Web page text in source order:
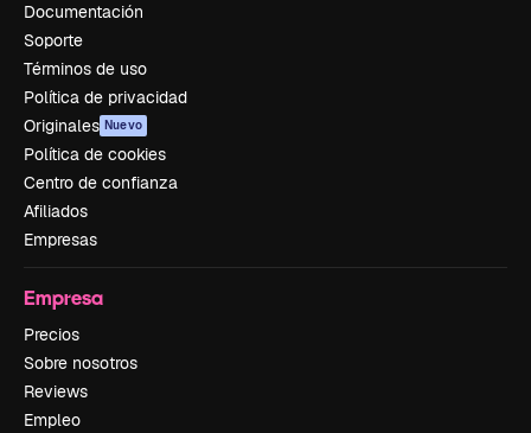
Documentación
Soporte
Términos de uso
Política de privacidad
Originales Nuevo
Política de cookies
Centro de confianza
Afiliados
Empresas
Empresa
Precios
Sobre nosotros
Reviews
Empleo